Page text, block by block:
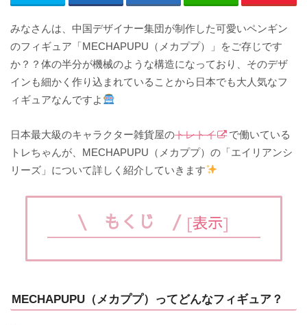
みなさんは、中国デザイナー集団が制作した可愛いペンギン
のフィギュア「MECHAPUPU（メカププ）」をご存じです
か？？体の半分が機械のような構造になっており、そのデザ
インも細かく作り込まれていることから日本でも大人気なフ
ィギュアなんですよ
日本最大級のキャラクター雑貨屋のトレトイ
で働いている
トレちゃんが、MECHAPUPU（メカププ）の「エイリアンシ
リーズ」について詳しく紹介していきます
\ もくじ / [表示]
MECHAPUPU（メカププ）ってどんなフィギュア？